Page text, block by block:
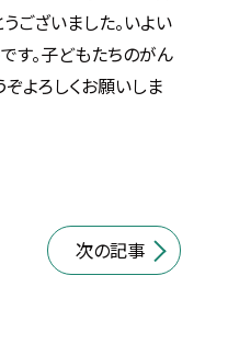
ございました。いよい
す。子どもたちのがん
よろしくお願いしま
次の記事